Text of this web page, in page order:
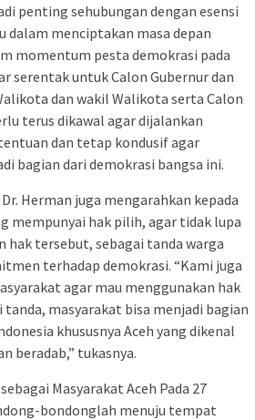
penting sehubungan dengan esensi
dalam menciptakan masa depan
momentum pesta demokrasi pada
serentak untuk Calon Gubernur dan
dan wakil Walikota serta Calon
terus dikawal agar dijalankan
dan tetap kondusif agar
bagian dari demokrasi bangsa ini.
Herman juga mengarahkan kepada
mempunyai hak pilih, agar tidak lupa
hak tersebut, sebagai tanda warga
terhadap demokrasi. “Kami juga
agar mau menggunakan hak
masyarakat bisa menjadi bagian
khususnya Aceh yang dikenal
beradab,” tukasnya.
Masyarakat Aceh Pada 27
bondonglah menuju tempat